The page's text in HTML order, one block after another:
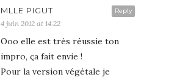
Reply
MLLE PIGUT
4 juin 2012 at 14:22
Ooo elle est très réussie ton
impro, ça fait envie !
Pour la version végétale je